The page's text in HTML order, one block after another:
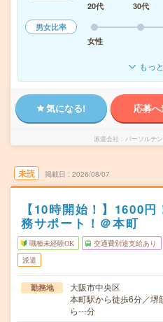
20代
30代
男女比率
女性
もっ
気になる! 応募
派遣会社 パーソルテ
未読 掲載日 2026/08/07
【10時開始！】1600
務サポート！＠本町
職種未経験OK 交通費別途支給あり
派遣
勤務地
大阪市中央区
本町駅から徒歩6分／堺
ら---分